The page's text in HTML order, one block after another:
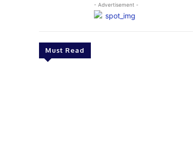
- Advertisement -
Must Read